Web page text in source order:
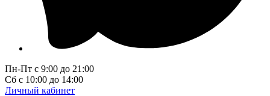
Пн-Пт с 9:00 до 21:00
Сб с 10:00 до 14:00
Личный кабинет